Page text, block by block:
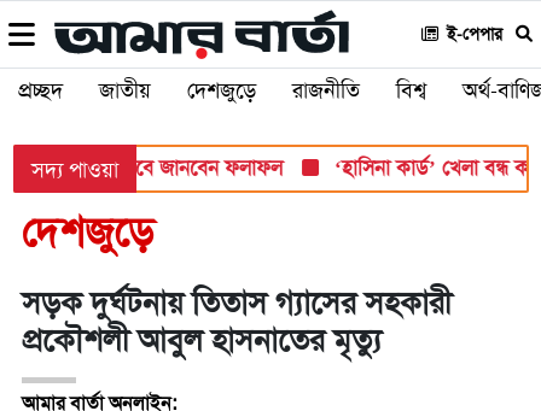
ই-পেপার
প্রচ্ছদ জাতীয় দেশজুড়ে রাজনীতি বিশ্ব অর্থ-
সদ্য পাওয়াযেভাবে জানবেন ফলাফল ‘হাসিনা কার্ড’ খেলা বন্ধ করতে
দেশজুড়ে
সড়ক দুর্ঘটনায় তিতাস গ্যাসের সহকারী
প্রকৌশলী আবুল হাসনাতের মৃত্যু
আমার বার্তা অনলাইন: